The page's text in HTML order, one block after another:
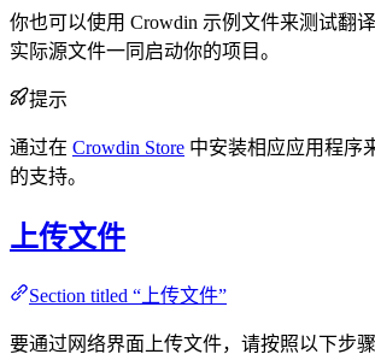
你也可以使用 Crowdin 示例文件来测试翻
实际源文件一同启动你的项目。
提示
通过在 Crowdin Store 中安装相应应用程序
的支持。
上传文件
Section titled “上传文件”
要通过网络界面上传文件，请按照以下步骤